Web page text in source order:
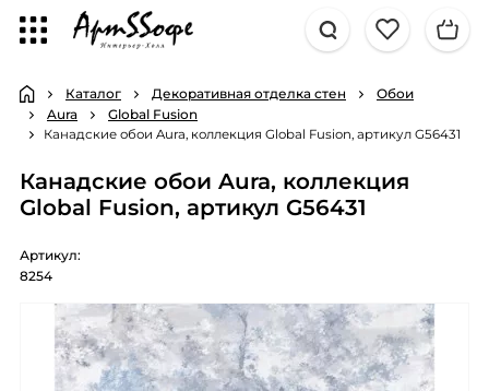
Каталог Декоративная отделка стен
Обои
Aura
Global Fusion
Канадские обои Aura, коллекция Global Fusion, артикул G56431
Канадские обои Aura, коллекция
Global Fusion, артикул G56431
Артикул:
8254